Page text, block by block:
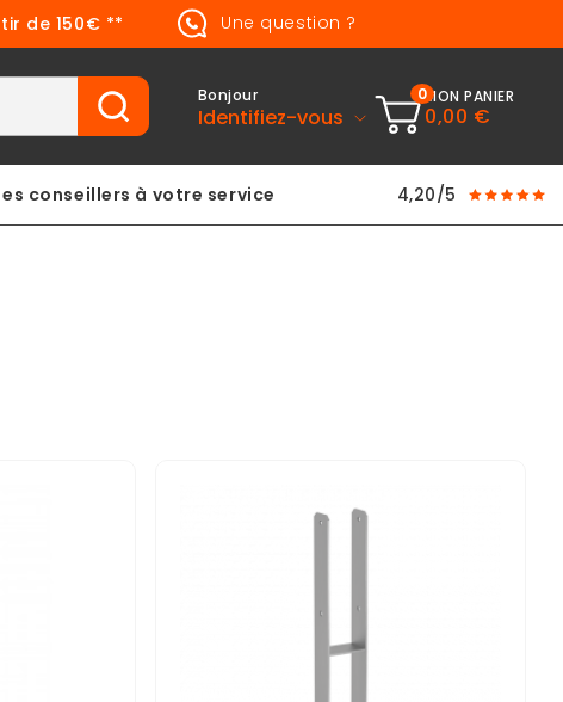
de 150€ ** Une question ?
Bonjour
Identifiez-vous
0MON PANIER
0,00 €
conseillers à votre service 4,20/5